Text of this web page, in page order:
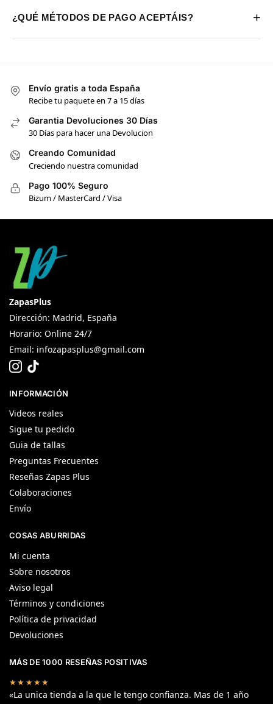
¿QUÉ MÉTODOS DE PAGO ACEPTÁIS? +
Envío gratis a toda España
Recibe tu paquete en 7 a 15 días
Garantia Devoluciones 30 Días
30 Días para hacer una Devolucion
Creando Comunidad
Creciendo nuestra comunidad
Pago 100% Seguro
Bizum / MasterCard / Visa
ZapasPlus
Dirección: Madrid, España
Horario: Online 24/7
Email: infozapasplus@gmail.com
INFORMACIÓN
Videos reales
Sigue tu pedido
Guia de tallas
Preguntas Frecuentes
Reseñas Zapas Plus
Colaboraciones
Envío
COSAS ABURRIDAS
Mi cuenta
Sobre nosotros
Aviso legal
Términos y condiciones
Política de privacidad
Devoluciones
MÁS DE 1000 RESEÑAS POSITIVAS
★★★★★
«La unica tienda a la que le tengo confianza. Mas de 1 año